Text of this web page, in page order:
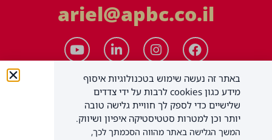
ariel@apbc.co.il
באתר זה נעשה שימוש בטכנולוגיות איסוף
מידע כגון cookies לרבות על ידי צדדים
שלישיים כדי לספק לך חוויית גלישה טובה
יותר וכן למטרות סטטיסטיקה איפיון ושיווק.
המשך הגלישה באתר מהווה הסכמתך לכך,